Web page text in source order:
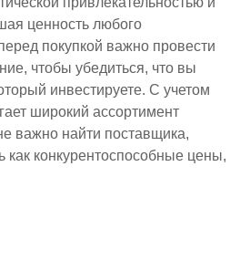
ценность любого
покупкой важно провести
чтобы убедиться, что вы
инвестируете. С учетом
широкий ассортимент
важно найти поставщика,
как конкурентоспособные цены,